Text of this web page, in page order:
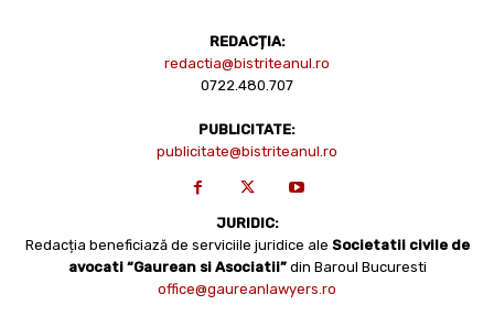
REDACȚIA:
redactia@bistriteanul.ro
0722.480.707
PUBLICITATE:
publicitate@bistriteanul.ro
JURIDIC:
Redacția beneficiază de serviciile juridice ale Societatii civile de
avocati “Gaurean si Asociatii” din Baroul Bucuresti
office@gaureanlawyers.ro